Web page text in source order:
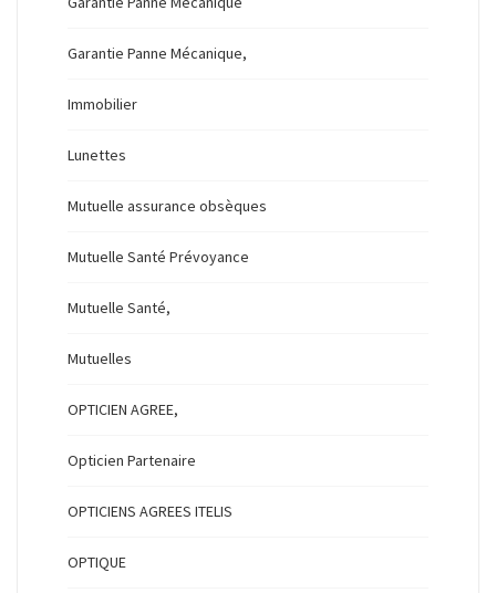
Garantie Panne Mécanique,
Immobilier
Lunettes
Mutuelle assurance obsèques
Mutuelle Santé Prévoyance
Mutuelle Santé,
Mutuelles
OPTICIEN AGREE,
Opticien Partenaire
OPTICIENS AGREES ITELIS
OPTIQUE